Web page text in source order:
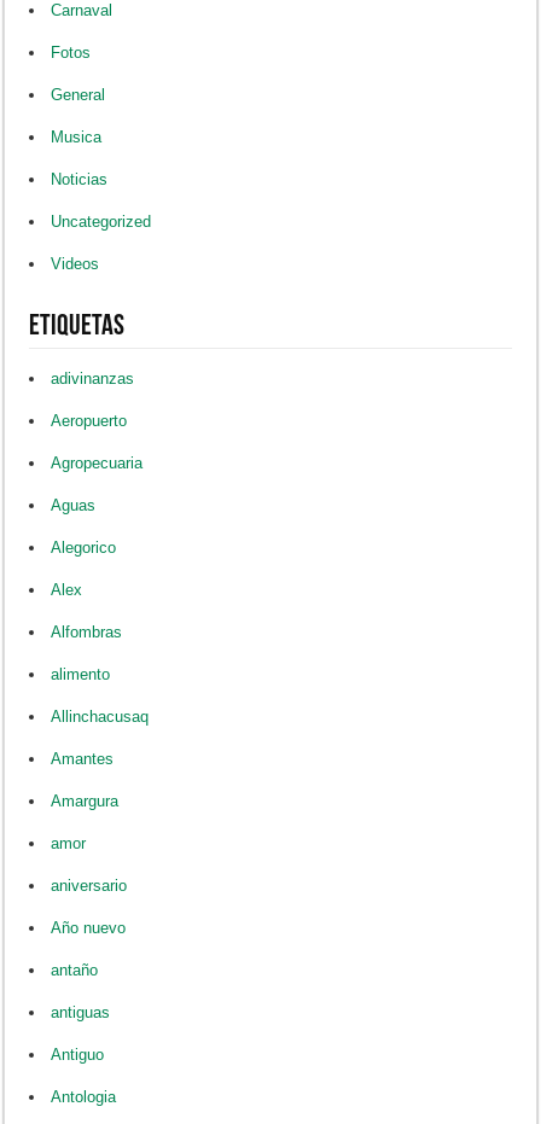
Carnaval
Fotos
General
Musica
Noticias
Uncategorized
Videos
Etiquetas
adivinanzas
Aeropuerto
Agropecuaria
Aguas
Alegorico
Alex
Alfombras
alimento
Allinchacusaq
Amantes
Amargura
amor
aniversario
Año nuevo
antaño
antiguas
Antiguo
Antologia